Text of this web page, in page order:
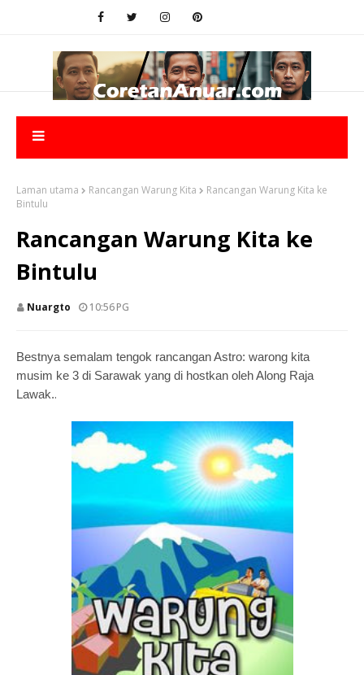
Laman utama Rancangan Warung Kita
Rancangan Warung Kita ke
Bintulu
Rancangan Warung Kita ke
Bintulu
Nuargto 10:56 PG
Bestnya semalam tengok rancangan Astro: warong kita
musim ke 3 di Sarawak yang di hostkan oleh Along Raja
Lawak..